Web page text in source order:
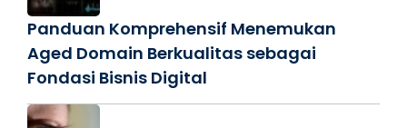
Panduan Komprehensif Menemukan
Aged Domain Berkualitas sebagai
Fondasi Bisnis Digital